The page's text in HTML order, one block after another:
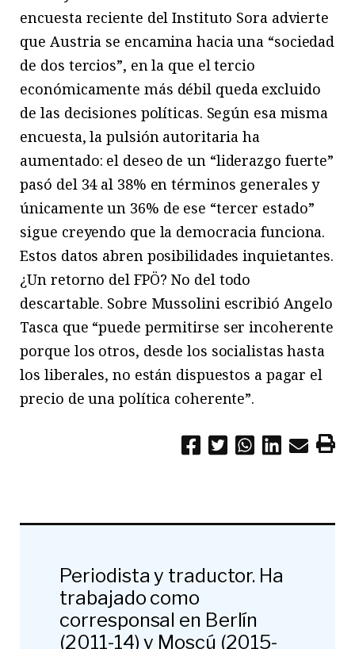
encuesta reciente del Instituto Sora advierte
que Austria se encamina hacia una “sociedad
de dos tercios”, en la que el tercio
económicamente más débil queda excluido
de las decisiones políticas. Según esa misma
encuesta, la pulsión autoritaria ha
aumentado: el deseo de un “liderazgo fuerte”
pasó del 34 al 38% en términos generales y
únicamente un 36% de ese “tercer estado”
sigue creyendo que la democracia funciona.
Estos datos abren posibilidades inquietantes.
¿Un retorno del FPÖ? No del todo
descartable. Sobre Mussolini escribió Angelo
Tasca que “puede permitirse ser incoherente
porque los otros, desde los socialistas hasta
los liberales, no están dispuestos a pagar el
precio de una política coherente”.
Periodista y traductor. Ha
trabajado como
corresponsal en Berlín
(2011-14) y Moscú (2015-